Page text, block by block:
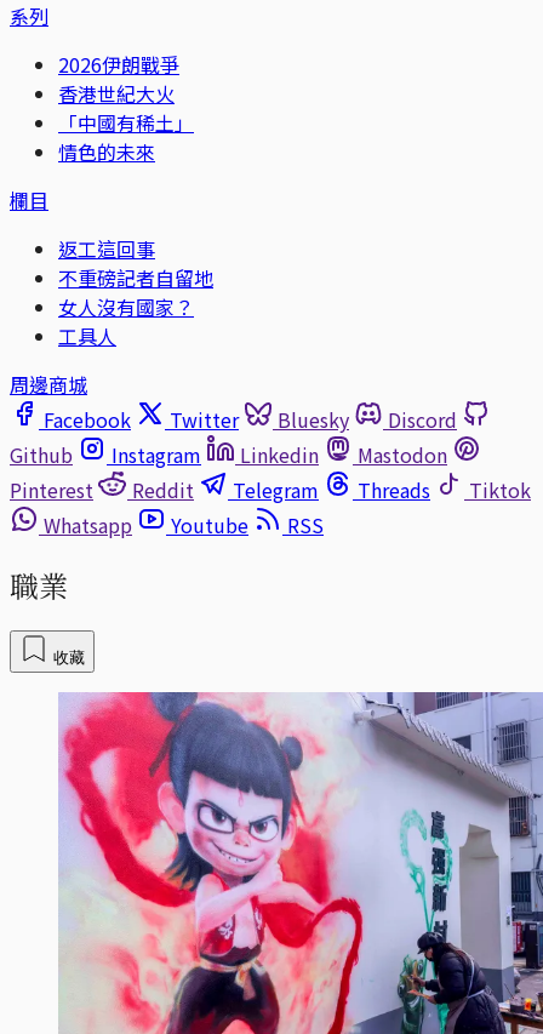
系列
2026伊朗戰爭
香港世紀大火
「中國有稀土」
情色的未來
欄目
返工這回事
不重磅記者自留地
女人沒有國家？
工具人
周邊商城
Facebook
Twitter Bluesky
Discord
Github
Instagram Linkedin
Mastodon
Pinterest
Reddit Telegram Threads
Tiktok
Whatsapp
Youtube RSS
職業
收藏